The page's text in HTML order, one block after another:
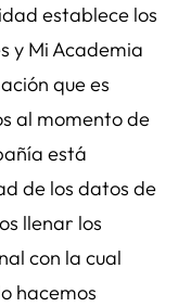
establece los
y Mi Academia
que es
al momento de
está
de los datos de
llenar los
con la cual
hacemos